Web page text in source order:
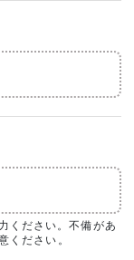
ください。不備があ
ください。